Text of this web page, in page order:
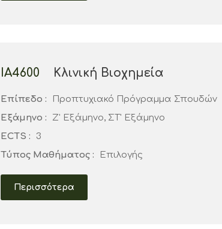
ΙΑ4600 Κλινική Βιοχημεία
Επίπεδο :
Προπτυχιακό Πρόγραμμα Σπουδών
Εξάμηνο :
Ζ' Εξάμηνο, ΣΤ' Εξάμηνο
ECTS :
3
Τύπος Μαθήματος :
Επιλογής
Περισσότερα